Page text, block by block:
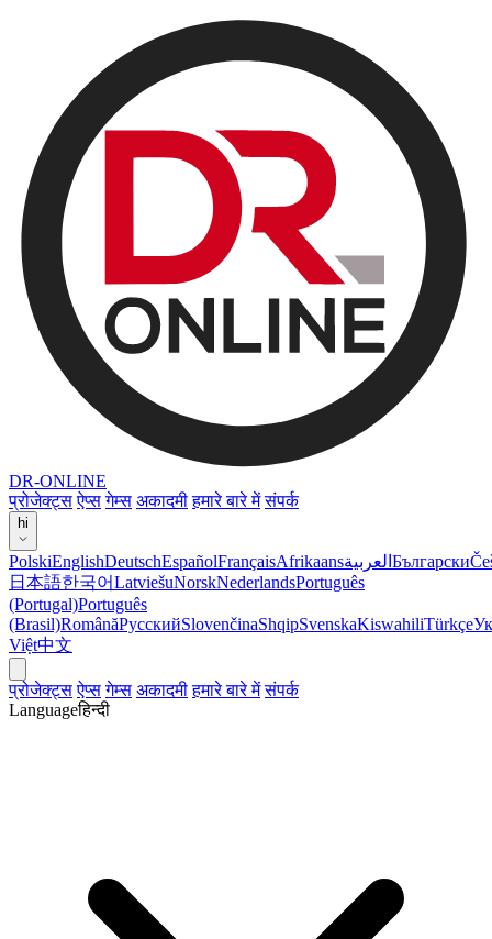
DR-ONLINE
प्रोजेक्ट्स ऐप्स गेम्स अकादमी हमारे बारे में संपर्क
hi
PolskiEnglishDeutschEspañolFrançaisAfrikaansالعربية Български
日本語한국어LatviešuNorskNederlandsPortuguês
(Portugal)Português
(Brasil)RomânăРусскийSlovenčinaShqipSvenskaKiswahiliTürkçe
Việt中文
प्रोजेक्ट्स ऐप्स गेम्स अकादमी हमारे बारे में संपर्क
Languageहिन्दी